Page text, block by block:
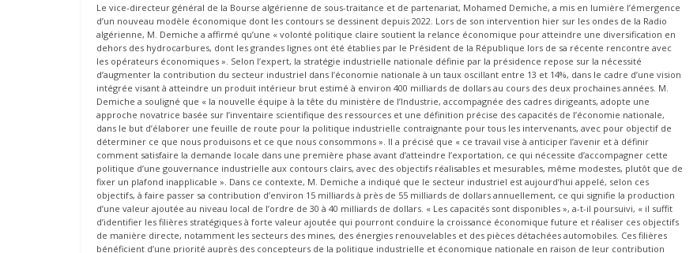
Le vice-directeur général de la Bourse algérienne de sous-traitance et de partenariat, Mohamed Demiche, a mis en lumière l’émergence
d’un nouveau modèle économique dont les contours se dessinent depuis 2022. Lors de son intervention hier sur les ondes de la Radio
algérienne, M. Demiche a affirmé qu’une « volonté politique claire soutient la relance économique pour atteindre une diversification en
dehors des hydrocarbures, dont les grandes lignes ont été établies par le Président de la République lors de sa récente rencontre avec
les opérateurs économiques ». Selon l’expert, la stratégie industrielle nationale définie par la présidence repose sur la nécessité
d’augmenter la contribution du secteur industriel dans l’économie nationale à un taux oscillant entre 13 et 14%, dans le cadre d’une vision
intégrée visant à atteindre un produit intérieur brut estimé à environ 400 milliards de dollars au cours des deux prochaines années. M.
Demiche a souligné que « la nouvelle équipe à la tête du ministère de l’Industrie, accompagnée des cadres dirigeants, adopte une
approche novatrice basée sur l’inventaire scientifique des ressources et une définition précise des capacités de l’économie nationale,
dans le but d’élaborer une feuille de route pour la politique industrielle contraignante pour tous les intervenants, avec pour objectif de
déterminer ce que nous produisons et ce que nous consommons ». Il a précisé que « ce travail vise à anticiper l’avenir et à définir
comment satisfaire la demande locale dans une première phase avant d’atteindre l’exportation, ce qui nécessite d’accompagner cette
politique d’une gouvernance industrielle aux contours clairs, avec des objectifs réalisables et mesurables, même modestes, plutôt que de
fixer un plafond inapplicable ». Dans ce contexte, M. Demiche a indiqué que le secteur industriel est aujourd’hui appelé, selon ces
objectifs, à faire passer sa contribution d’environ 15 milliards à près de 55 milliards de dollars annuellement, ce qui signifie la production
d’une valeur ajoutée au niveau local de l’ordre de 30 à 40 milliards de dollars. « Les capacités sont disponibles », a-t-il poursuivi, « il suffit
d’identifier les filières stratégiques à forte valeur ajoutée qui pourront conduire la croissance économique future et réaliser ces objectifs
de manière directe, notamment les secteurs des mines, des énergies renouvelables et des pièces détachées automobiles. Ces filières
bénéficient d’une priorité auprès des concepteurs de la politique industrielle et économique nationale en raison de leur contribution